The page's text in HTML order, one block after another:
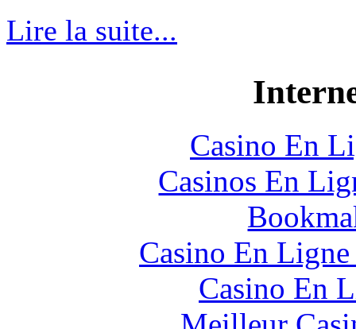
Lire la suite...
Casino En
Casinos En
Casino En
Casino En